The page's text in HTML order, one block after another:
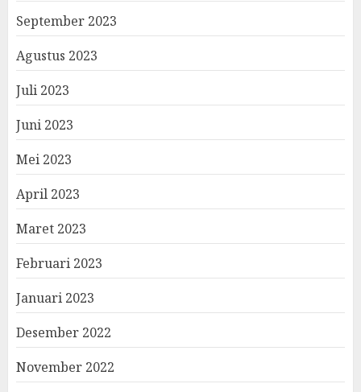
September 2023
Agustus 2023
Juli 2023
Juni 2023
Mei 2023
April 2023
Maret 2023
Februari 2023
Januari 2023
Desember 2022
November 2022